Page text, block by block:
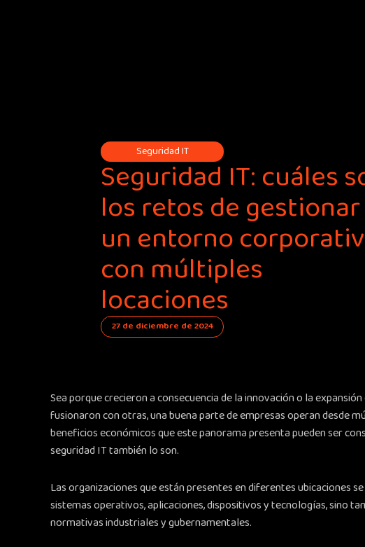
Seguridad IT
Seguridad IT: cuáles
los retos de gestionar
un entorno
con múltiples
locaciones
27 de diciembre de 2024
Sea porque crecieron a consecuencia de la innovación o la
fusionaron con otras, una buena parte de empresas operan desde
beneficios económicos que este panorama presenta pueden ser
seguridad IT también lo son.
Las organizaciones que están presentes en diferentes ubicaciones
sistemas operativos, aplicaciones, dispositivos y tecnologías, sino
normativas industriales y gubernamentales.